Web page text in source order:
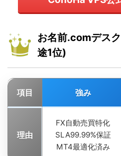
お名前.comデス
途1位)
項目 強み
理由
FX自動売買特化
SLA99.99%保証
MT4最適化済み